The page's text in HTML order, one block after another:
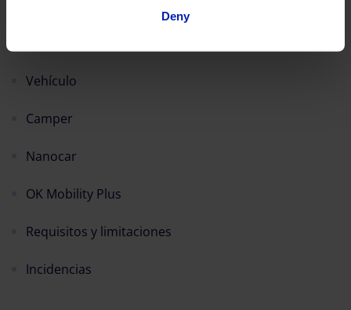
Deny
Vehículo
Camper
Nanocar
OK Mobility Plus
Requisitos y limitaciones
Incidencias